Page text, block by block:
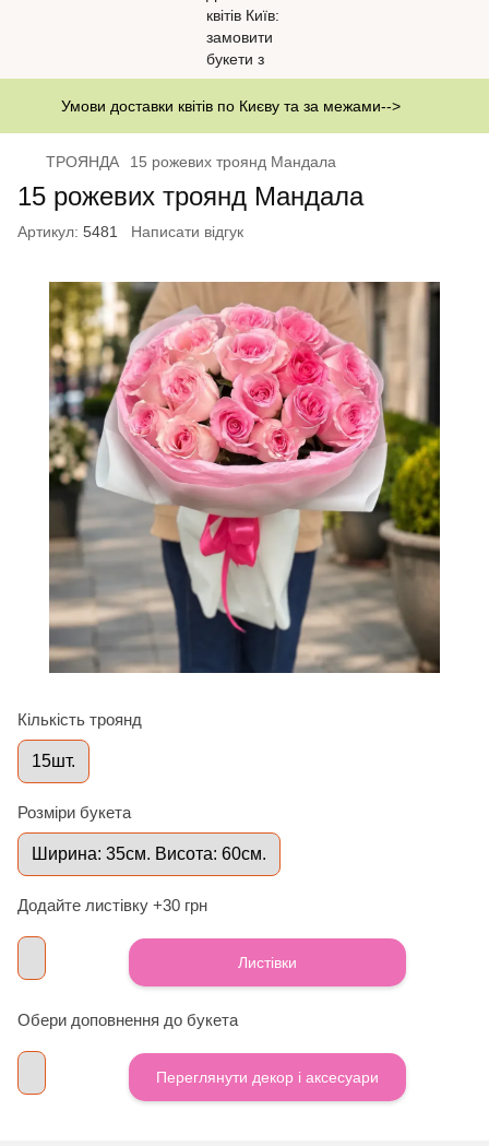
Умови доставки квітів по Києву та за межами-->
ТРОЯНДА 15 рожевих троянд Мандала
15 рожевих троянд Мандала
Артикул: 5481 Написати відгук
Кількість троянд
15шт.
Розміри букета
Ширина: 35см. Висота: 60см.
Додайте листівку +30 грн
Листівки
Обери доповнення до букета
Переглянути декор і аксесуари